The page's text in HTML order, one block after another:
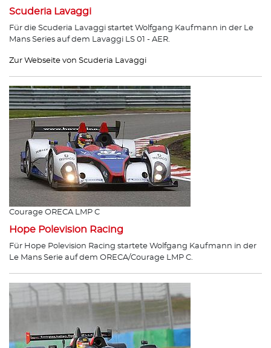
Scuderia Lavaggi
Für die Scuderia Lavaggi startet Wolfgang Kaufmann in der Le
Mans Series auf dem Lavaggi LS 01 - AER.
Zur Webseite von Scuderia Lavaggi
Courage ORECA LMP C
Hope Polevision Racing
Für Hope Polevision Racing startete Wolfgang Kaufmann in der
Le Mans Serie auf dem ORECA/Courage LMP C.